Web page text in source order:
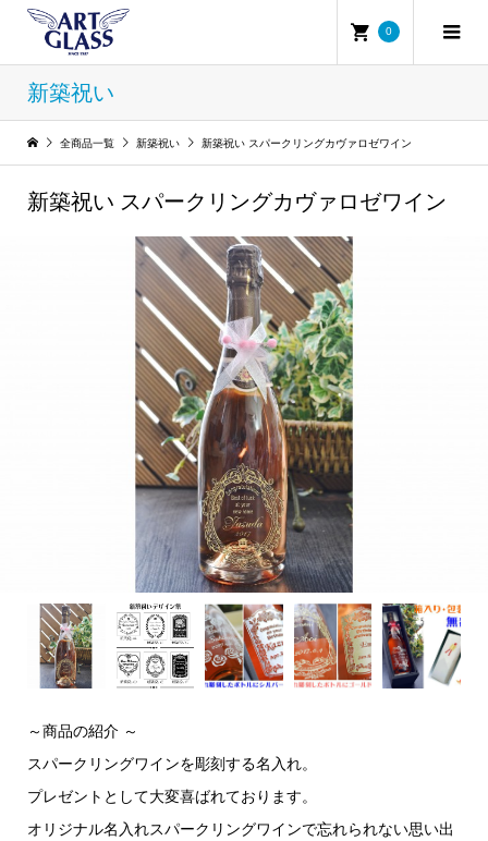
0
新築祝い
全商品一覧 新築祝い 新築祝い スパークリングカヴァロゼワイン
新築祝い スパークリングカヴァロゼワイン
～商品の紹介 ～
スパークリングワインを彫刻する名入れ。
プレゼントとして大変喜ばれております。
オリジナル名入れスパークリングワインで忘れられない思い出